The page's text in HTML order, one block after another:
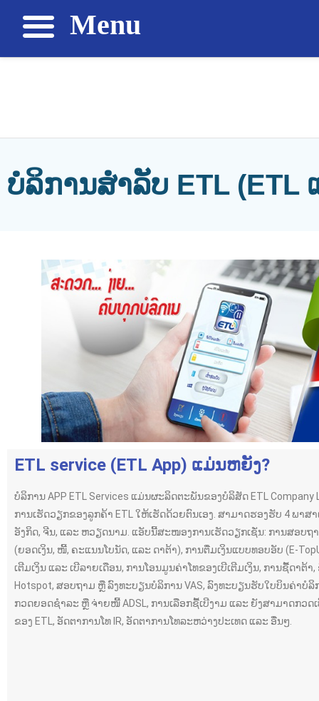
ບໍລິການສຳລັບ ETL (ETL
ETL service (ETL App) ແມ່ນຫຍັງ?
ບໍລິການ APP ETL Services ແມ່ນຜະລິດຕະພັນຂອງບໍລິສັດ ETL
ການເຮັດວຽກຂອງລູກຄ້າ ETL ໃຫ້ເຮັດດ້ວຍຕົນເອງ. ສາມາດຮອງຮັບ 4 ພາສ
ອັງກິດ, ຈີນ, ແລະ ຫວຽດນາມ. ແອັບນີ້ສະໜອງການເຮັດວຽກເຊັ່ນ: ການສອບ
(ຍອດເງິນ, ໜີ້, ຄະແນນໂບນັດ, ແລະ ດາຕ້າ), ການຕື່ມເງິນແບບທອບອັບ (E-
ເຕີມເງິນ ແລະ ເບີລາຍເດືອນ, ການໂອນມູນຄ່າໂທຂອງເບີເຕີມເງິນ, ການຊື້ດາຕ້າ,
Hotspot, ສອບຖາມ ຫຼື ລົງທະບຽນບໍລິການ VAS, ລົງທະບຽນຮັບໃບບິນຄ່າບໍລິ
ກວດຍອດຊຳລະ ຫຼື ຈ່າຍໜີ້ ADSL, ການເລືອກຊື້ເບີງາມ ແລະ ຍັງສາມາດກວດ
ຂອງ ETL, ອັດຕາການໂທ IR, ອັດຕາການໂທລະຫວ່າງປະເທດ ແລະ ອື່ນໆ.
Menu